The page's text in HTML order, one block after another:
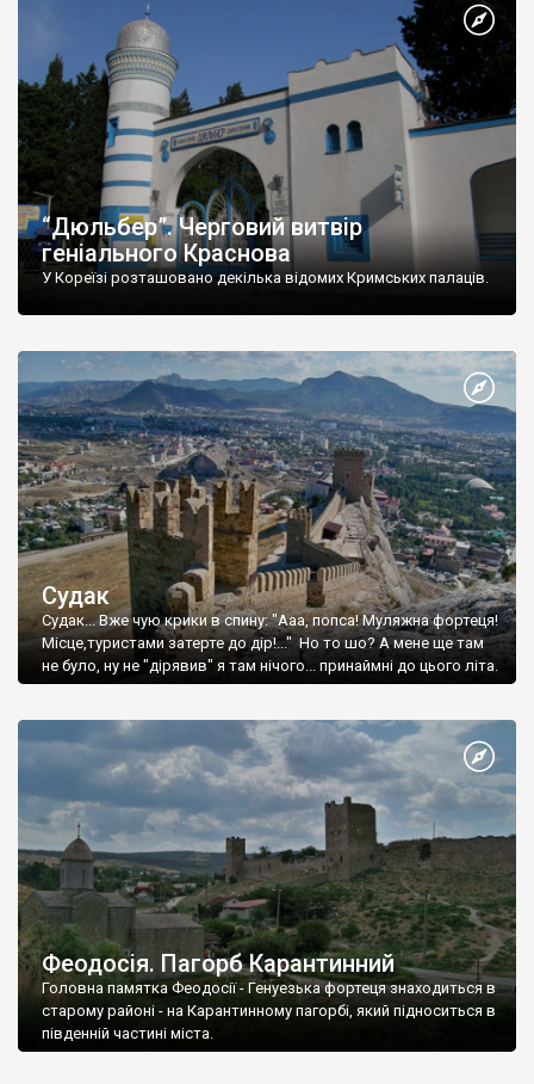
“Дюльбер”. Черговий витвір
геніального Краснова
У Кореїзі розташовано декілька відомих Кримських палаців.
Судак
Судак... Вже чую крики в спину: "Ааа, попса! Муляжна фортеця!
Місце,туристами затерте до дір!..." Но то шо? А мене ще там
не було, ну не "дірявив" я там нічого... принаймні до цього літа.
Феодосія. Пагорб Карантинний
Головна памятка Феодосії - Генуезька фортеця знаходиться в
старому районі - на Карантинному пагорбі, який підноситься в
південній частині міста.